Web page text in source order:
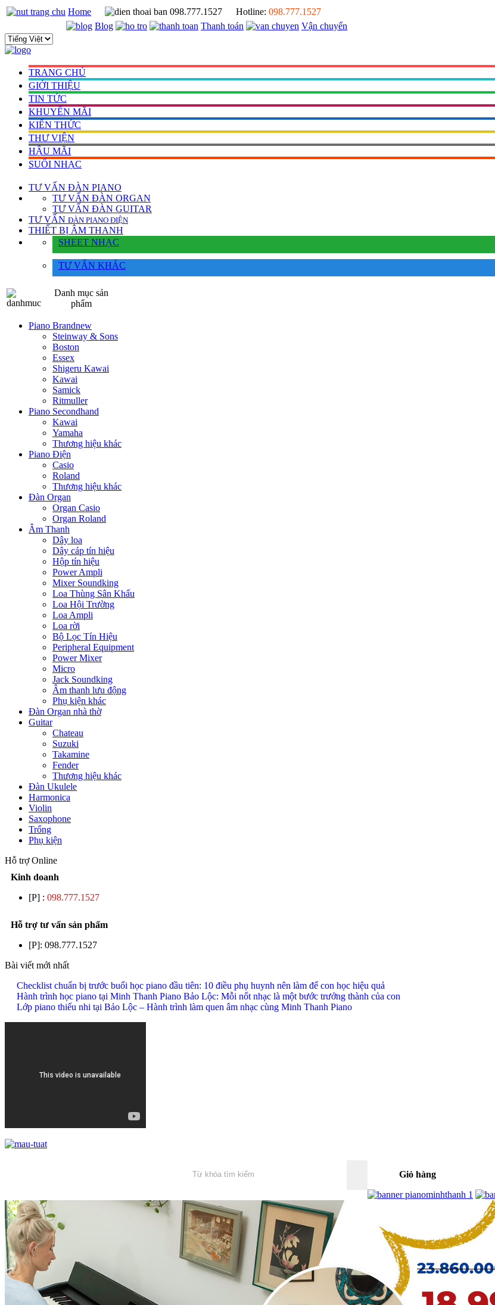
Home 098.777.1527 Hotline: 098.777.1527
Blog
Thanh toán Vận chuyển
TRANG CHỦ
GIỚI THIỆU
TIN TỨC
KHUYẾN MÃI
KIẾN THỨC
THƯ VIỆN
HẬU MÃI
SUỐI NHẠC
TƯ VẤN ĐÀN PIANO
TƯ VẤN ÐÀN ORGAN
TƯ VẤN ÐÀN GUITAR
TƯ VẤN ÐÀN PIANO ÐIỆN
THIẾT BỊ ÂM THANH
SHEET NHẠC
TƯ VẤN KHÁC
Danh mục sản
phẩm
Piano Brandnew
Steinway & Sons
Boston
Essex
Shigeru Kawai
Kawai
Samick
Ritmuller
Piano Secondhand
Kawai
Yamaha
Thương hiệu khác
Piano Điện
Casio
Roland
Thương hiệu khác
Đàn Organ
Organ Casio
Organ Roland
Âm Thanh
Dây loa
Dây cáp tín hiệu
Hộp tín hiệu
Power Ampli
Mixer Soundking
Loa Thùng Sân Khấu
Loa Hội Trường
Loa Ampli
Loa rời
Bộ Lọc Tín Hiệu
Peripheral Equipment
Power Mixer
Micro
Jack Soundking
Âm thanh lưu động
Phụ kiện khác
Đàn Organ nhà thờ
Guitar
Chateau
Suzuki
Takamine
Fender
Thương hiệu khác
Đàn Ukulele
Harmonica
Violin
Saxophone
Trống
Phụ kiện
Hỗ trợ Online
Kinh doanh
[P] : 098.777.1527
Hỗ trợ tư vấn sản phẩm
[P]: 098.777.1527
Bài viết mới nhất
Checklist chuẩn bị trước buổi học piano đầu tiên: 10 điều phụ huynh nên làm để con học hiệu quả
Hành trình học piano tại Minh Thanh Piano Bảo Lộc: Mỗi nốt nhạc là một bước trưởng thành của con
Lớp piano thiếu nhi tại Bảo Lộc – Hành trình làm quen âm nhạc cùng Minh Thanh Piano
Giỏ hàng